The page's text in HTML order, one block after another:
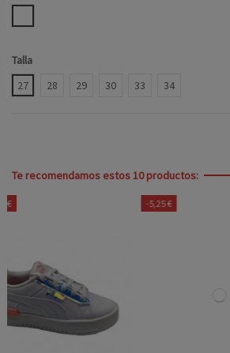
Talla
27
28 29 30 33 34
Te recomendamos estos 10 productos: